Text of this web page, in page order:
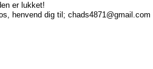
er lukket!
henvend dig til; chads4871@gmail.com